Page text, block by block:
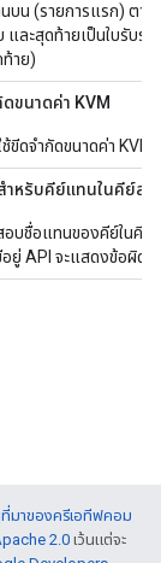
บน (รายการแรก) ตาม
และสุดท้ายเป็นใบรับร
าย)
ขนาดค่า KVM
ขีดจำกัดขนาดค่า KVM
ำหรับคีย์แทนในคีย์สโ
อบชื่อแทนของคีย์ในคีย์
อยู่ API จะแสดงข้อผิด
มาของครีเอทีฟคอม
2.0เว้นแต่จะ